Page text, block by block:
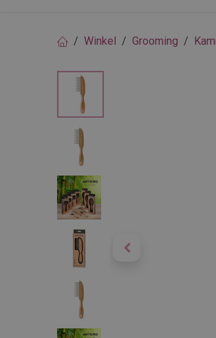
Winkel Grooming